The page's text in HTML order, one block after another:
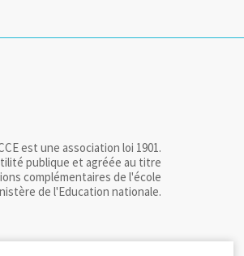
est une association loi 1901.
publique et agréée au titre
complémentaires de l'école
de l'Education nationale.